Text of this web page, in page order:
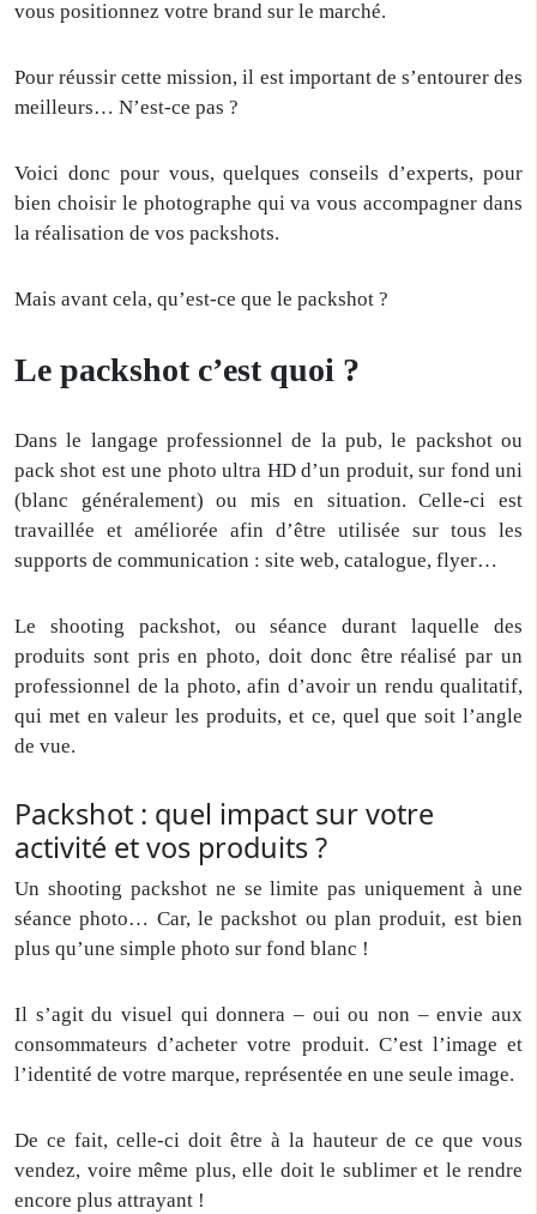
vous positionnez votre brand sur le marché.
Pour réussir cette mission, il est important de s’entourer des
meilleurs… N’est-ce pas ?
Voici donc pour vous, quelques conseils d’experts, pour
bien choisir le photographe qui va vous accompagner dans
la réalisation de vos packshots.
Mais avant cela, qu’est-ce que le packshot ?
Le packshot c’est quoi ?
Dans le langage professionnel de la pub, le packshot ou
pack shot est une photo ultra HD d’un produit, sur fond uni
(blanc généralement) ou mis en situation. Celle-ci est
travaillée et améliorée afin d’être utilisée sur tous les
supports de communication : site web, catalogue, flyer…
Le shooting packshot, ou séance durant laquelle des
produits sont pris en photo, doit donc être réalisé par un
professionnel de la photo, afin d’avoir un rendu qualitatif,
qui met en valeur les produits, et ce, quel que soit l’angle
de vue.
Packshot : quel impact sur votre
activité et vos produits ?
Un shooting packshot ne se limite pas uniquement à une
séance photo… Car, le packshot ou plan produit, est bien
plus qu’une simple photo sur fond blanc !
Il s’agit du visuel qui donnera – oui ou non – envie aux
consommateurs d’acheter votre produit. C’est l’image et
l’identité de votre marque, représentée en une seule image.
De ce fait, celle-ci doit être à la hauteur de ce que vous
vendez, voire même plus, elle doit le sublimer et le rendre
encore plus attrayant !